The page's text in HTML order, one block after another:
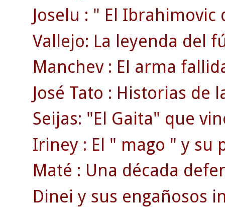
Joselu : " El Ibrahimovic
Vallejo: La leyenda del
Manchev : El arma
José Tato : Historias de
Seijas: "El Gaita" que
Iriney : El " mago " y su
Maté : Una década
Dinei y sus engañosos